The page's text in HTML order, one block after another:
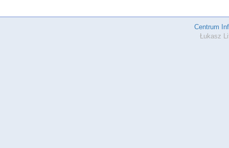
Centrum
Łukasz